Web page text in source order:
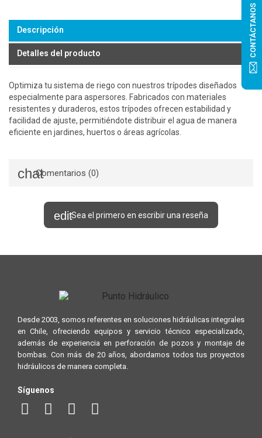
Descripción
Detalles del producto
Optimiza tu sistema de riego con nuestros trípodes diseñados
especialmente para aspersores. Fabricados con materiales
resistentes y duraderos, estos trípodes ofrecen estabilidad y
facilidad de ajuste, permitiéndote distribuir el agua de manera
eficiente en jardines, huertos o áreas agrícolas.
Comentarios (0)
Sea el primero en escribir una reseña
Desde 2003, somos referentes en soluciones hidráulicas integrales
en Chile, ofreciendo equipos y servicio técnico especializado,
además de experiencia en perforación de pozos y montaje de
bombas. Con más de 20 años, abordamos todos tus proyectos
hidráulicos de manera completa.
Síguenos
CONTÁCTANOS